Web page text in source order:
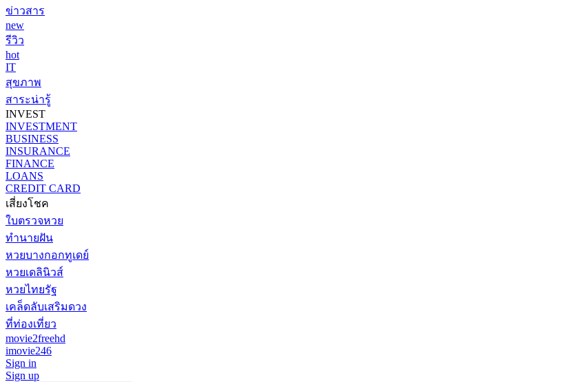
ข่าวสาร
new
รีวิว
hot
IT
สุขภาพ
สาระน่ารู้
INVEST
INVESTMENT
BUSINESS
INSURANCE
FINANCE
LOANS
CREDIT CARD
เสี่ยงโชค
ใบตรวจหวย
ทำนายฝัน
หวยบางกอกทูเดย์
หวยเดลินิวส์
หวยไทยรัฐ
เคล็ดลับเสริมดวง
ที่ท่องเที่ยว
movie2freehd
imovie246
Sign in
Sign up